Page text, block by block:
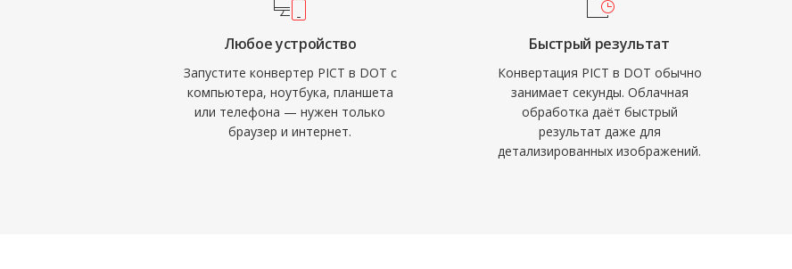
Любое устройство
Запустите конвертер PICT в DOT с
компьютера, ноутбука, планшета
или телефона — нужен только
браузер и интернет.
Быстрый результат
Конвертация PICT в DOT обычно
занимает секунды. Облачная
обработка даёт быстрый
результат даже для
детализированных изображений.